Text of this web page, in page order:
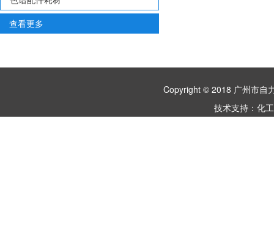
查看更多
Copyright © 2018 广州市
技术支持： 化